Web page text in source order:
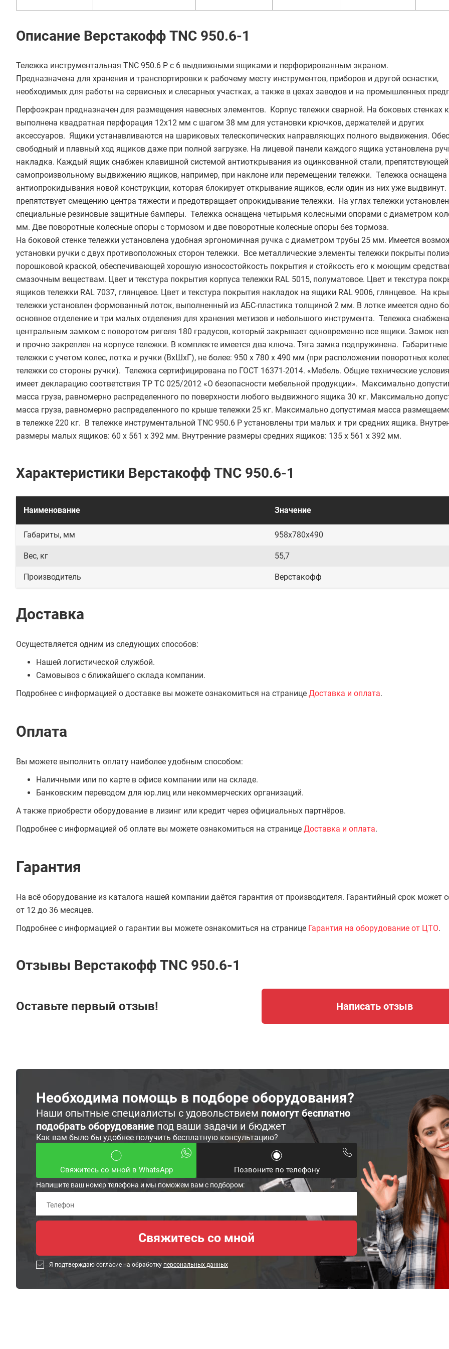
Описание Верстакофф TNC 950.6-1
Тележка инструментальная TNC 950.6 Р с 6 выдвижными ящиками и перфорированным экраном.
Предназначена для хранения и транспортировки к рабочему месту инструментов, приборов и другой оснастки,
необходимых для работы на сервисных и слесарных участках, а также в цехах заводов и на промышленных
Перфоэкран предназначен для размещения навесных элементов. Корпус тележки сварной. На боковых стенках
выполнена квадратная перфорация 12х12 мм с шагом 38 мм для установки крючков, держателей и других
аксессуаров. Ящики устанавливаются на шариковых телескопических направляющих полного выдвижения.
свободный и плавный ход ящиков даже при полной загрузке. На лицевой панели каждого ящика установлена
накладка. Каждый ящик снабжен клавишной системой антиоткрывания из оцинкованной стали, препятствующей
самопроизвольному выдвижению ящиков, например, при наклоне или перемещении тележки. Тележка оснащена
антиопрокидывания новой конструкции, которая блокирует открывание ящиков, если один из них уже выдвинут.
препятствует смещению центра тяжести и предотвращает опрокидывание тележки. На углах тележки
специальные резиновые защитные бамперы. Тележка оснащена четырьмя колесными опорами с диаметром
мм. Две поворотные колесные опоры с тормозом и две поворотные колесные опоры без тормоза.
На боковой стенке тележки установлена удобная эргономичная ручка с диаметром трубы 25 мм. Имеется
установки ручки с двух противоположных сторон тележки. Все металлические элементы тележки покрыты
порошковой краской, обеспечивающей хорошую износостойкость покрытия и стойкость его к моющим
смазочным веществам. Цвет и текстура покрытия корпуса тележки RAL 5015, полуматовое. Цвет и текстура
ящиков тележки RAL 7037, глянцевое. Цвет и текстура покрытия накладок на ящики RAL 9006, глянцевое. На
тележки установлен формованный лоток, выполненный из АБС-пластика толщиной 2 мм. В лотке имеется одно
основное отделение и три малых отделения для хранения метизов и небольшого инструмента. Тележка снабжена
центральным замком с поворотом ригеля 180 градусов, который закрывает одновременно все ящики. Замок
и прочно закреплен на корпусе тележки. В комплекте имеется два ключа. Тяга замка подпружинена.
тележки с учетом колес, лотка и ручки (ВхШхГ), не более: 950 х 780 х 490 мм (при расположении поворотных
тележки со стороны ручки). Тележка сертифицирована по ГОСТ 16371-2014. «Мебель. Общие технические
имеет декларацию соответствия ТР ТС 025/2012 «О безопасности мебельной продукции». Максимально
масса груза, равномерно распределенного по поверхности любого выдвижного ящика 30 кг. Максимально
масса груза, равномерно распределенного по крыше тележки 25 кг. Максимально допустимая масса
в тележке 220 кг. В тележке инструментальной TNC 950.6 P установлены три малых и три средних ящика.
размеры малых ящиков: 60 х 561 х 392 мм. Внутренние размеры средних ящиков: 135 х 561 х 392 мм.
Характеристики Верстакофф TNC 950.6-1
Наименование Значение
Габариты, мм 958х780х490
Вес, кг 55,7
Производитель Верстакофф
Доставка
Осуществляется одним из следующих способов:
Нашей логистической службой.
Самовывоз с ближайшего склада компании.
Подробнее с информацией о доставке вы можете ознакомиться на странице Доставка и оплата.
Оплата
Вы можете выполнить оплату наиболее удобным способом:
Наличными или по карте в офисе компании или на складе.
Банковским переводом для юр.лиц или некоммерческих организаций.
А также приобрести оборудование в лизинг или кредит через официальных партнёров.
Подробнее с информацией об оплате вы можете ознакомиться на странице Доставка и оплата.
Гарантия
На всё оборудование из каталога нашей компании даётся гарантия от производителя. Гарантийный срок может
от 12 до 36 месяцев.
Подробнее с информацией о гарантии вы можете ознакомиться на странице Гарантия на оборудование от ЦТО.
Отзывы Верстакофф TNC 950.6-1
Оставьте первый отзыв! Написать отзыв
Необходима помощь в подборе оборудования?
Наши опытные специалисты с удовольствием помогут бесплатно
подобрать оборудование под ваши задачи и бюджет
Как вам было бы удобнее получить бесплатную консультацию?
Свяжитесь со мной в WhatsApp Позвоните по телефону
Напишите ваш номер телефона и мы поможем вам с подбором:
Я подтверждаю согласие на обработку персональных данных